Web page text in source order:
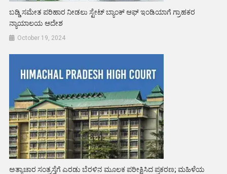
ಬಡ್ಡಿ ಸಮೇತ ಪರಿಹಾರ ನೀಡಲು ಸ್ಟೇಟ್ ಬ್ಯಾಂಕ್ ಆಫ್ ಇಂಡಿಯಾಗೆ ಗ್ರಾಹಕರ
ನ್ಯಾಯಾಲಯ ಆದೇಶ
October 19, 2024
ಅತ್ಯಾಚಾರ ಸಂತ್ರಸ್ತೆಗೆ ಎರಡು ಬೆರಳಿನ ಮೂಲಕ ಪರೀಕ್ಷಿಸಿದ ಪ್ರಕರಣ; ಮಹಿಳೆಯ